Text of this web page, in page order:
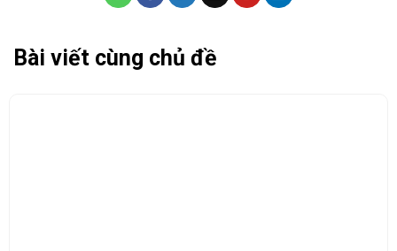
Bài viết cùng chủ đề